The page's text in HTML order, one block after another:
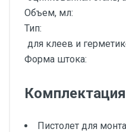
Объем, мл:
Тип:
для клеев и
Форма штока:
Пистолет для